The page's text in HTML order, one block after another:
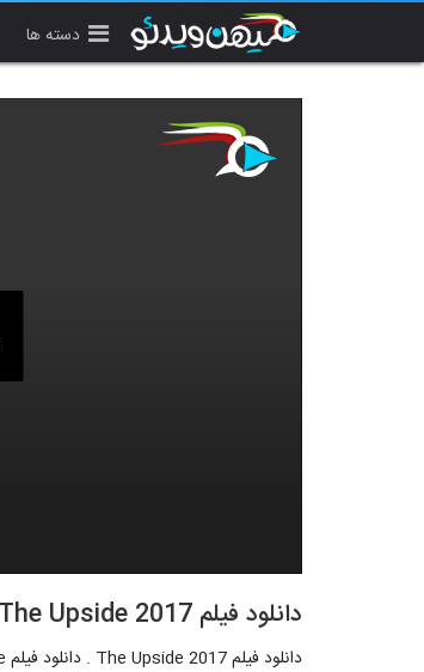
دسته ها
دانلود فیلم The Upside 2017 . دانلود فیلم The Upside 2019